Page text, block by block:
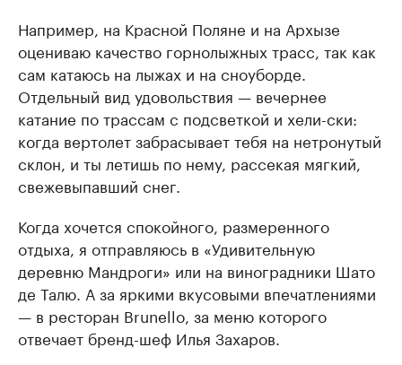
Например, на Красной Поляне и на Архызе
оцениваю качество горнолыжных трасс, так как
сам катаюсь на лыжах и на сноуборде.
Отдельный вид удовольствия — вечернее
катание по трассам с подсветкой и хели-ски:
когда вертолет забрасывает тебя на нетронутый
склон, и ты летишь по нему, рассекая мягкий,
свежевыпавший снег.
Когда хочется спокойного, размеренного
отдыха, я отправляюсь в «Удивительную
деревню Мандроги» или на виноградники Шато
де Талю. А за яркими вкусовыми впечатлениями
— в ресторан Brunello, за меню которого
отвечает бренд-шеф Илья Захаров.